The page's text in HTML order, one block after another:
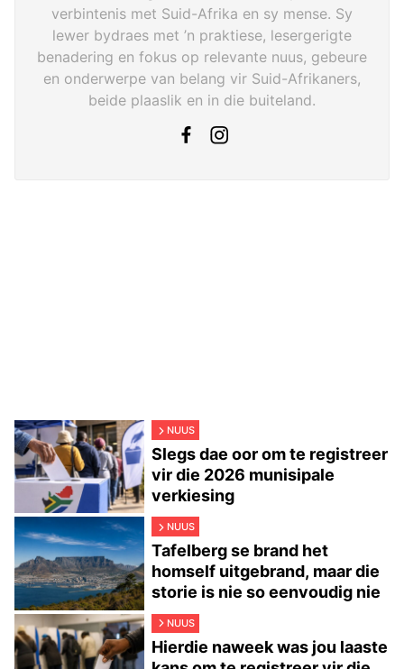
verbintenis met Suid-Afrika en sy mense. Sy
lewer bydraes met ’n praktiese, lesergerigte
benadering en fokus op relevante nuus, gebeure
en onderwerpe van belang vir Suid-Afrikaners,
beide plaaslik en in die buiteland.
NUUS
Slegs dae oor om te registreer
vir die 2026 munisipale
verkiesing
NUUS
Tafelberg se brand het
homself uitgebrand, maar die
storie is nie so eenvoudig nie
NUUS
Hierdie naweek was jou laaste